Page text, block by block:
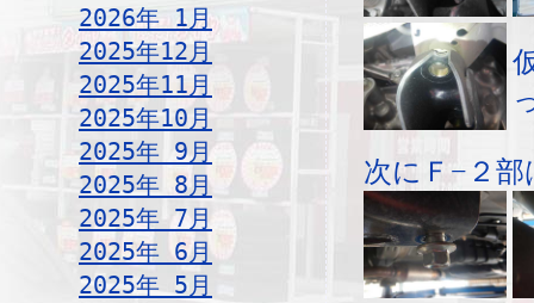
2026年 1月
2025年12月
2025年11月
2025年10月
2025年 9月
2025年 8月
2025年 7月
2025年 6月
2025年 5月
次にＦ−２